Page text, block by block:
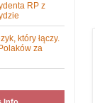
RP z
który łączy.
za